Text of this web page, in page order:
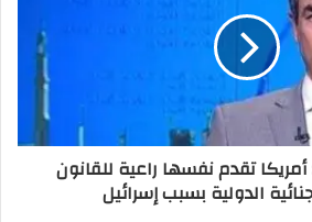
تقدم نفسها راعية للقانون
الدولية بسبب إسرائيل